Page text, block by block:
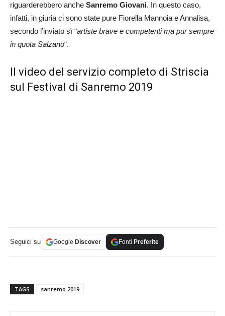
riguarderebbero anche Sanremo Giovani. In questo caso,
infatti, in giuria ci sono state pure Fiorella Mannoia e Annalisa,
secondo l’inviato sì “artiste brave e competenti ma pur sempre
in quota Salzano“.
Il video del servizio completo di Striscia
sul Festival di Sanremo 2019
Seguici su Google Discover Fonti Preferite
TAGS sanremo 2019